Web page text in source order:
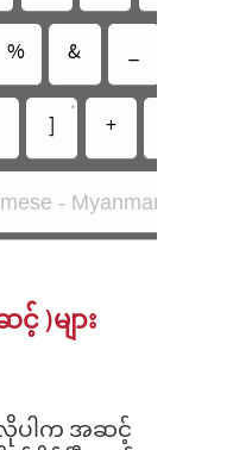
% & _
]
•
+
- Myanmar3 (SIL)
)များ
လိုပါက အဆင့်